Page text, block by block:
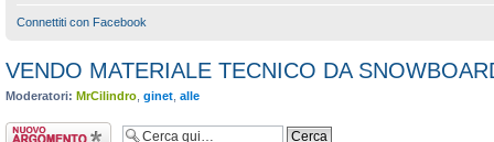
Connettiti con Facebook
VENDO MATERIALE TECNICO DA
Moderatori: MrCilindro ginet alle
Scrivi un nuovo